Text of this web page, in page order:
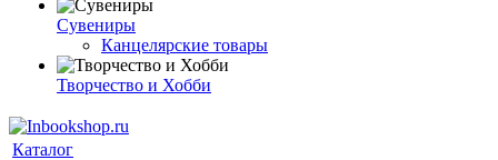
Сувениры
Канцелярские товары
Творчество и Хобби
Каталог